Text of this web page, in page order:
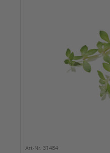
Art-Nr. 31484